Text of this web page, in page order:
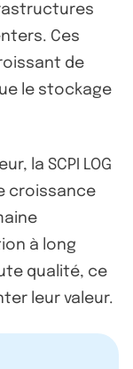
Ces
de
le stockage
la SCPI LOG
croissance
à long
qualité, ce
leur valeur.